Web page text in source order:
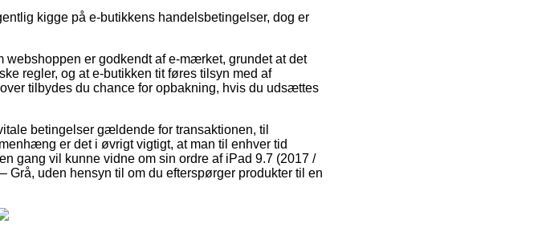
kigge på e-butikkens handelsbetingelser, dog er
er godkendt af e-mærket, grundet at det
regler, og at e-butikken tit føres tilsyn med af
tilbydes du chance for opbakning, hvis du udsættes
betingelser gældende for transaktionen, til
er det i øvrigt vigtigt, at man til enhver tid
gang vil kunne vidne om sin ordre af iPad 9.7 (2017 /
uden hensyn til om du efterspørger produkter til en